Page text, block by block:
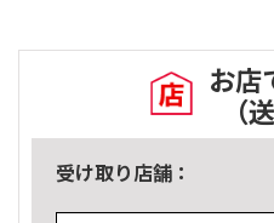
お店
（
受け取り店舗：